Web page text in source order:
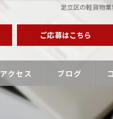
足立区の軽貨物
ご応募はこちら
アクセス ブログ